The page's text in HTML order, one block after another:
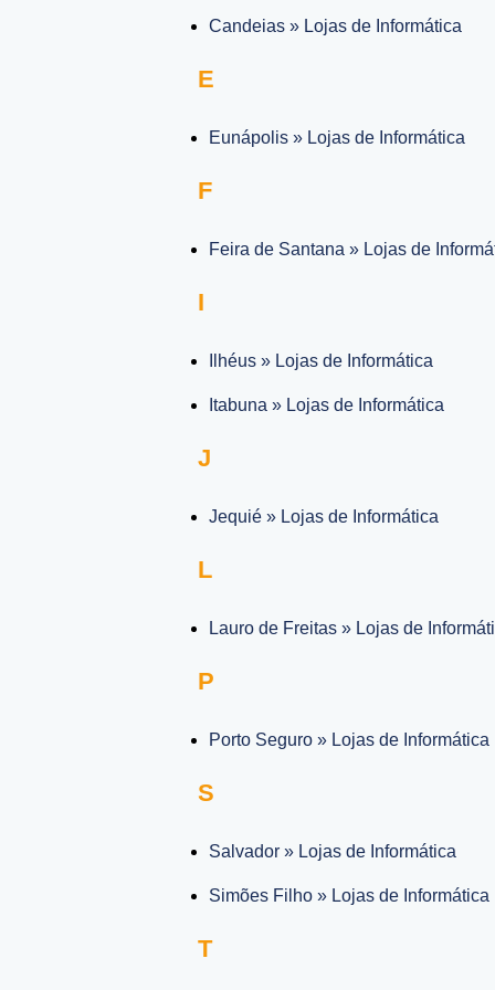
Candeias » Lojas de Informática
E
Eunápolis » Lojas de Informática
F
Feira de Santana » Lojas de
I
Ilhéus » Lojas de Informática
Itabuna » Lojas de Informática
J
Jequié » Lojas de Informática
L
Lauro de Freitas » Lojas de
P
Porto Seguro » Lojas de Informática
S
Salvador » Lojas de Informática
Simões Filho » Lojas de Informática
T